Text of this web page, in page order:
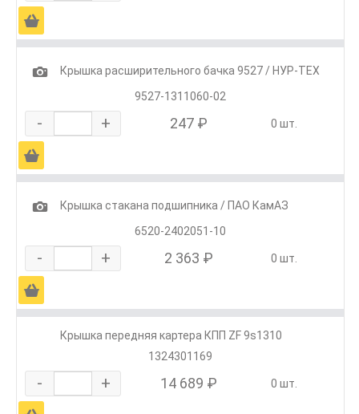
Ä
1
Крышка расширительного бачка 9527 / НУР-ТЕХ
9527-1311060-02
- + 247 ₽ 0 шт.
Ä
1
Крышка стакана подшипника / ПАО КамАЗ
6520-2402051-10
- + 2 363 ₽ 0 шт.
Ä
Крышка передняя картера КПП ZF 9s1310
1324301169
- + 14 689 ₽ 0 шт.